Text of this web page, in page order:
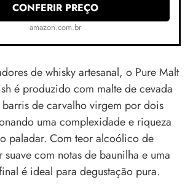
CONFERIR PREÇO
amazon.com.br
de whisky artesanal, o Pure Malt
é produzido com malte de cevada
de carvalho virgem por dois
uma complexidade e riqueza
paladar. Com teor alcoólico de
com notas de baunilha e uma
é ideal para degustação pura.